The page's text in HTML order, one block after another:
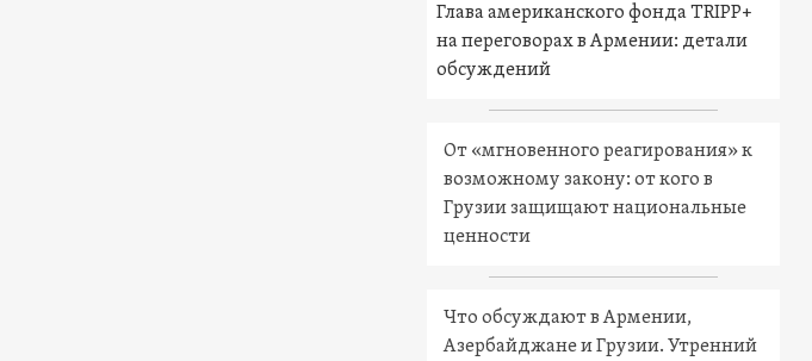
Глава американского фонда TRIPP+
на переговорах в Армении: детали
обсуждений
От «мгновенного реагирования» к
возможному закону: от кого в
Грузии защищают национальные
ценности
Что обсуждают в Армении,
Азербайджане и Грузии. Утренний